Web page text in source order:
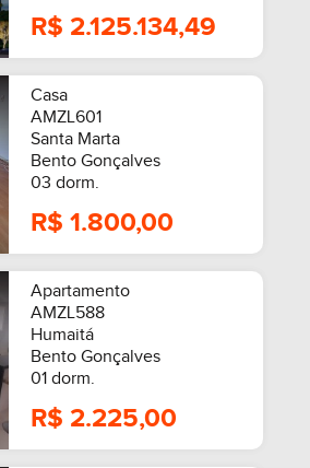
R$ 2.125.134,49
Casa
AMZL601
Santa Marta
Bento Gonçalves
03 dorm.
R$ 1.800,00
Apartamento
AMZL588
Humaitá
Bento Gonçalves
01 dorm.
R$ 2.225,00